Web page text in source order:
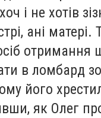
і не хотів
ані
отримання
в ломбард
його
як Олег